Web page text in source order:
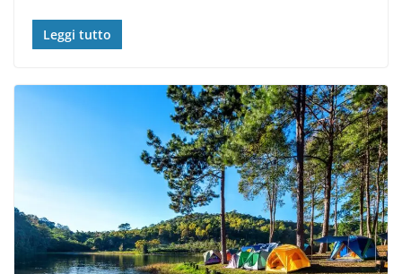
Leggi tutto